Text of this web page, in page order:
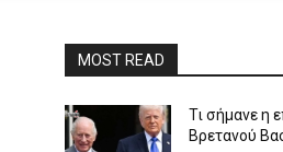
MOST READ
Τι σήμανε η
Βρετανού